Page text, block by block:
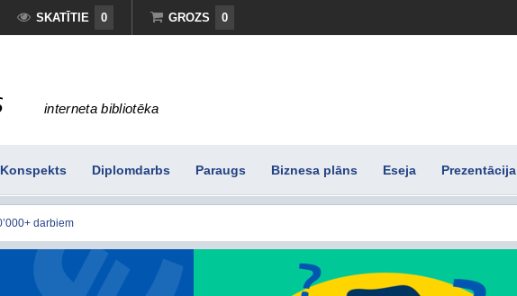
SKATĪTIE 0 GROZS 0
interneta bibliotēka
Konspekts Diplomdarbs Paraugs Biznesa plāns Eseja Prezentācija